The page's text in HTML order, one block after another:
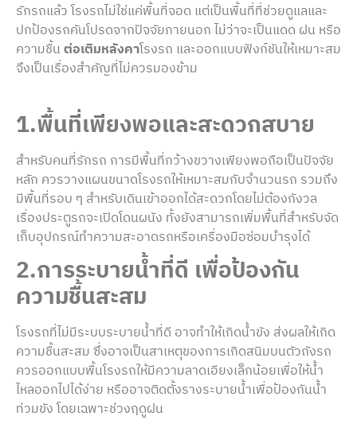
รักรถแล้ว โรงรถไม่ใช่แค่พื้นที่จอด แต่เป็นพื้นที่ที่ช่วยดูแลและ
ปกป้องรถคันโปรดจากปัจจัยภายนอก ไม่ว่าจะเป็นแดด ฝน หรือ
ความชื้นต่อเติมหลังคาโรงรถ และออกแบบฟังก์ชันให้เหมาะสม
จึงเป็นเรื่องสำคัญที่ไม่ควรมองข้าม
1.พื้นที่เพียงพอและสะดวกสบาย
สำหรับคนที่รักรถ การมีพื้นที่กว้างขวางเพียงพอถือเป็นปัจจัย
หลัก ควรวางแผนขนาดโรงรถให้เหมาะสมกับจำนวนรถ รวมถึง
มีพื้นที่รอบ ๆ สำหรับเดินเข้าออกได้สะดวกโดยไม่ต้องกังวล
เรื่องประตูรถจะเปิดโดนผนัง ทั้งยังสามารถเพิ่มพื้นที่สำหรับจัด
เก็บอุปกรณ์ทำความสะอาดรถหรือเครื่องมือซ่อมบำรุงได้
2.การระบายน้ำที่ดี เพื่อป้องกัน
ความชื้นสะสม
โรงรถที่ไม่มีระบบระบายน้ำที่ดี อาจทำให้เกิดน้ำขัง ส่งผลให้เกิด
ความชื้นสะสม ซึ่งอาจเป็นสาเหตุของการเกิดสนิมบนตัวถังรถ
ควรออกแบบพื้นโรงรถให้มีความลาดเอียงเล็กน้อยเพื่อให้น้ำ
ไหลออกไปได้ง่าย หรืออาจติดตั้งรางระบายน้ำเพื่อป้องกันน้ำ
ท่วมขัง โดยเฉพาะช่วงฤดูฝน